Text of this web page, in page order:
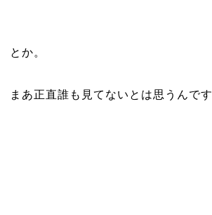
とか。
まあ正直誰も見てないとは思うんです